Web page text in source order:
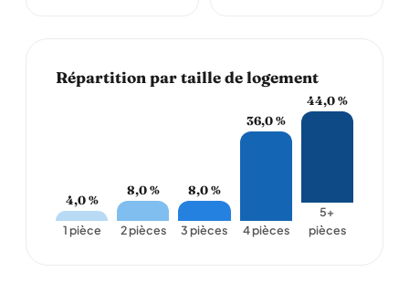
Répartition par taille de logement
4,0 %
1 pièce
8,0 %
2 pièces
8,0 %
3 pièces
36,0 %
4 pièces
44,0 %
5+
pièces